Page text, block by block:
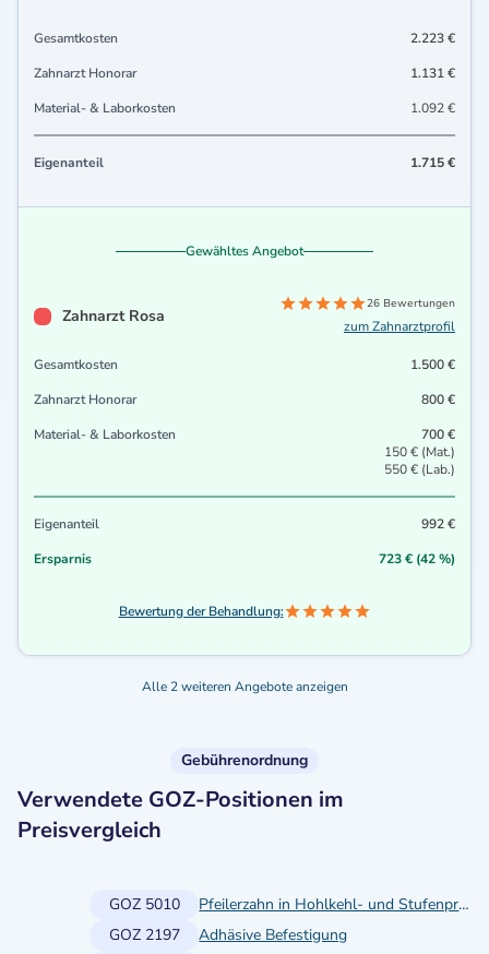
Gesamtkosten
2.223 €
Zahnarzt Honorar
1.131 €
Material- & Laborkosten
1.092 €
Eigenanteil 1.715 €
Gewähltes Angebot
Zahnarzt Rosa
26 Bewertungen
zum Zahnarztprofil
Gesamtkosten
1.500 €
Zahnarzt Honorar
800 €
Material- & Laborkosten
700 €
150 € (Mat.)
550 € (Lab.)
Eigenanteil
992 €
Ersparnis
723 € (42 %)
Bewertung der Behandlung:
Alle 2 weiteren Angebote anzeigen
Gebührenordnung
Verwendete GOZ-Positionen im
Preisvergleich
GOZ 5010
Pfeilerzahn in Hohlkehl- und Stufenpräparation
GOZ 2197
Adhäsive Befestigung